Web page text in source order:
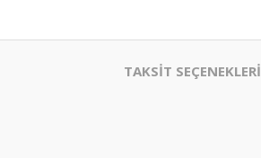
TAKSİT SEÇENEKLERİ